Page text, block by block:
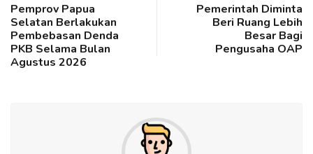
Pemprov Papua
Selatan Berlakukan
Pembebasan Denda
PKB Selama Bulan
Agustus 2026
Pemerintah Diminta
Beri Ruang Lebih
Besar Bagi
Pengusaha OAP